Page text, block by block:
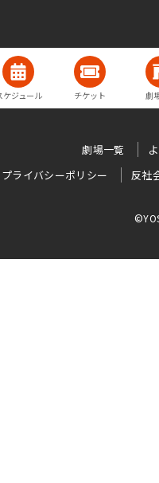
ケジュール チケット 劇
劇場一覧
プライバシーポリシー
反社